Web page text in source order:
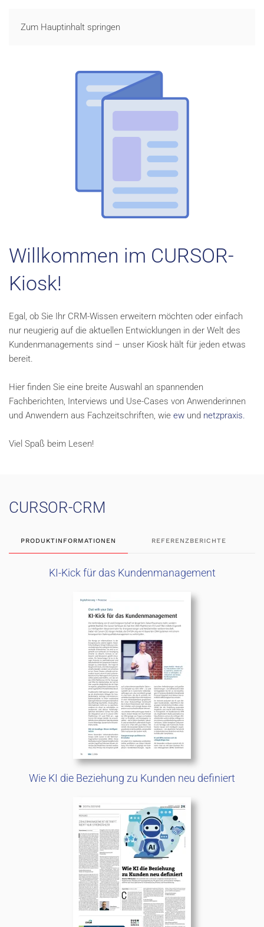
Zum Hauptinhalt springen
Willkommen im CURSOR-
Kiosk!
Egal, ob Sie Ihr CRM-Wissen erweitern möchten oder einfach
nur neugierig auf die aktuellen Entwicklungen in der Welt des
Kundenmanagements sind – unser Kiosk hält für jeden etwas
bereit.
Hier finden Sie eine breite Auswahl an spannenden
Fachberichten, Interviews und Use-Cases von Anwenderinnen
und Anwendern aus Fachzeitschriften, wie ew und netzpraxis.
Viel Spaß beim Lesen!
CURSOR-CRM
PRODUKTINFORMATIONEN REFERENZBERICHTE
KI-Kick für das Kundenmanagement
Wie KI die Beziehung zu Kunden neu definiert